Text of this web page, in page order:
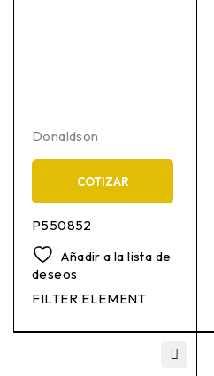
Donaldson
COTIZAR
P550852
Añadir a la lista de
deseos
FILTER ELEMENT